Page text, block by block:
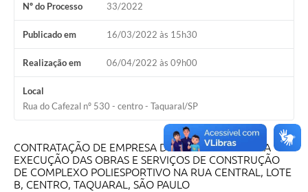
Nº do Processo 33/2022
Publicado em 16/03/2022 às 15h30
Realização em 06/04/2022 às 09h00
Local
Rua do Cafezal nº 530 - centro - Taquaral/SP
CONTRATAÇÃO DE EMPRESA DE ENGENHARIA PARA
EXECUÇÃO DAS OBRAS E SERVIÇOS DE CONSTRUÇÃO
DE COMPLEXO POLIESPORTIVO NA RUA CENTRAL, LOTE
B, CENTRO, TAQUARAL, SÃO PAULO